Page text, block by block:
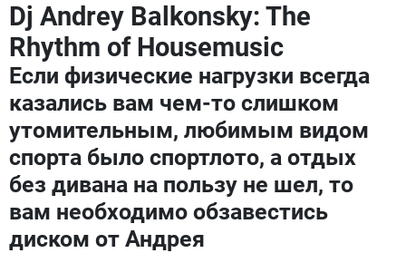
Dj Andrey Balkonsky: The
Rhythm of Housemusic
Если физические нагрузки всегда
казались вам чем-то слишком
утомительным, любимым видом
спорта было спортлото, а отдых
без дивана на пользу не шел, то
вам необходимо обзавестись
диском от Андрея